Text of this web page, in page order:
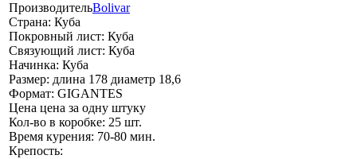
ПроизводительBolivar
Страна: Куба
Покровный лист: Куба
Связующий лист: Куба
Начинка: Куба
Размер: длина 178 диаметр 18,6
Формат: GIGANTES
Цена цена за одну штуку
Кол-во в коробке: 25 шт.
Время курения: 70-80 мин.
Крепость: